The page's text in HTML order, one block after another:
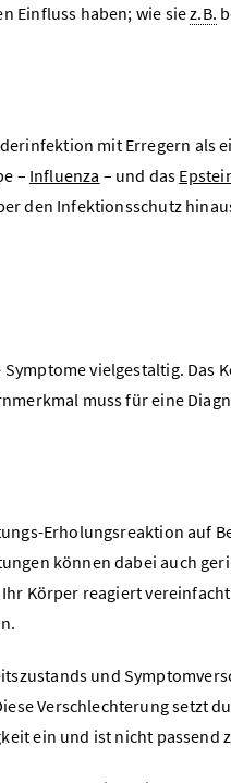
Einfluss haben; wie siez.B.
mit Erregern als
– Influenza – und das
den Infektionsschutz
vielgestaltig. Das
muss für eine
Erholungsreaktion auf
können dabei auch
Körper reagiert
und
Verschlechterung setzt
ein und ist nicht passend